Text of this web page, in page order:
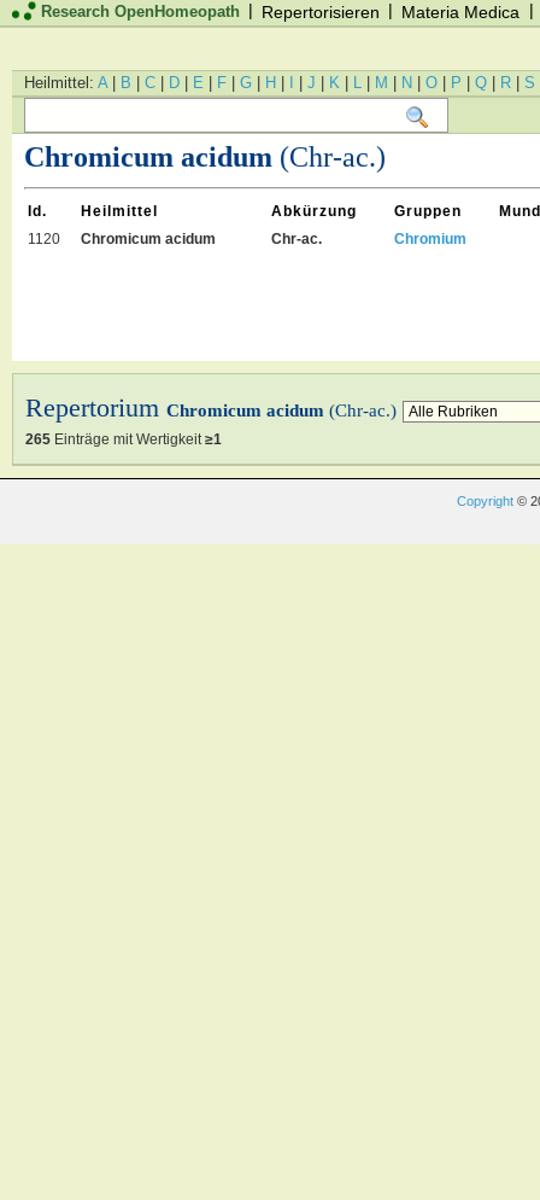
Research OpenHomeopath | Repertorisieren | Materia Medica |
Heilmittel: A | B | C | D | E | F | G | H | I | J | K | L | M | N | O | P | Q | R | S
Chromicum acidum (Chr-ac.)
Id. Heilmittel Abkürzung Gruppen
1120
Chromicum acidum Chr-ac. Chromium
Repertorium Chromicum acidum (Chr-ac.)
265 Einträge mit Wertigkeit ≥1
Copyright ©